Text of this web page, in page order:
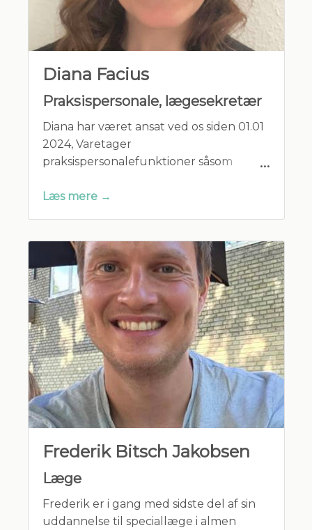
Diana Facius
Praksispersonale, lægesekretær
Diana har været ansat ved os siden 01.01
2024, Varetager
praksispersonalefunktioner såsom
Læs mere →
Frederik Bitsch Jakobsen
Læge
Frederik er i gang med sidste del af sin
uddannelse til speciallæge i almen